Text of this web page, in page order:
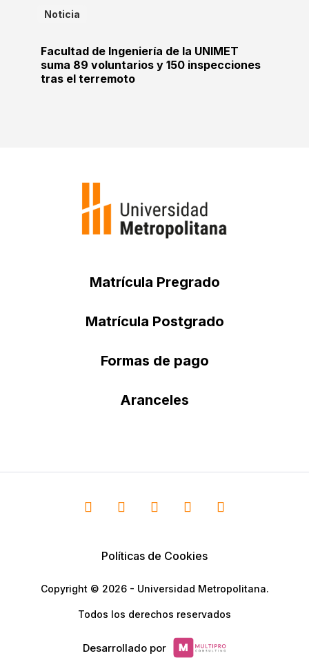
Noticia
Facultad de Ingeniería de la UNIMET
suma 89 voluntarios y 150 inspecciones
tras el terremoto
Matrícula Pregrado
Matrícula Postgrado
Formas de pago
Aranceles
Políticas de Cookies
Copyright © 2026 - Universidad Metropolitana.
Todos los derechos reservados
Desarrollado por